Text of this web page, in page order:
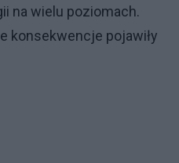
na wielu poziomach.
konsekwencje pojawiły